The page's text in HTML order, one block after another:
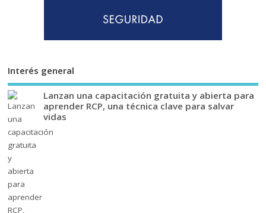
Interés general
Lanzan una capacitación gratuita y abierta para
aprender RCP, una técnica clave para salvar
vidas